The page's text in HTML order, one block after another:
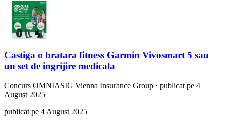
Castiga o bratara fitness Garmin Vivosmart 5 sau
un set de ingrijire medicala
Concurs OMNIASIG Vienna Insurance Group · publicat pe 4
August 2025
publicat pe 4 August 2025